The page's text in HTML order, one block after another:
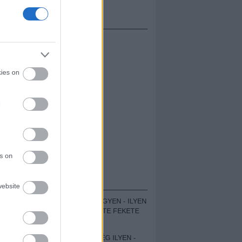
on
on
HIRDETÉS
BESZÁMOLÓK
ZENÉS TÁBOR A HEGYEN - ILYEN
VOLT A VÍRUS SZÜLTE FEKETE
ZAJ FESZTIVÁL
SOHA NEM VOLT MÉG ILYEN -